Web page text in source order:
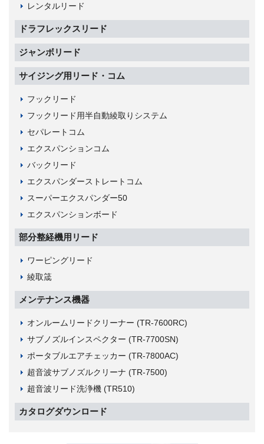
レンタルリード
ドラフレックスリード
ジャンボリード
サイジング用リード・コム
フックリード
フックリード用半自動綾取りシステム
セパレートコム
エクスパンションコム
バックリード
エクスパンダーストレートコム
スーパーエクスパンダー50
エクスパンションボード
部分整経機用リード
ワーピングリード
綾取筬
メンテナンス機器
オンルームリードクリーナー (TR-7600RC)
サブノズルインスペクター (TR-7700SN)
ポータブルエアチェッカー (TR-7800AC)
超音波サブノズルクリーナ (TR-7500)
超音波リード洗浄機 (TR510)
カタログダウンロード